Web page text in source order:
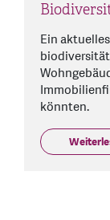
Ein
könnten.